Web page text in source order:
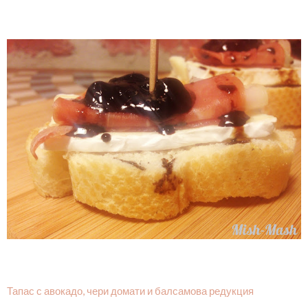
Тапас с авокадо, чери домати и балсамова редукция